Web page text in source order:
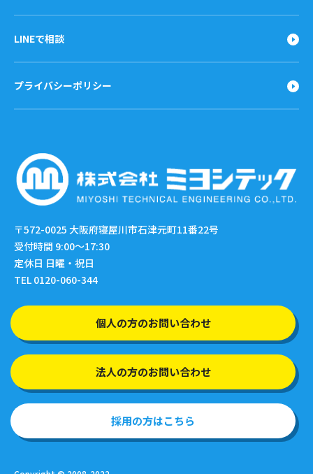
LINEで相談
プライバシーポリシー
〒572-0025 大阪府寝屋川市石津元町11番22号
受付時間 9:00〜17:30
定休日 日曜・祝日
TEL 0120-060-344
個人の方のお問い合わせ
法人の方のお問い合わせ
採用の方はこちら